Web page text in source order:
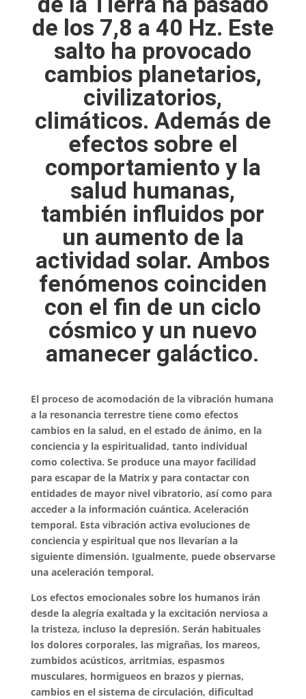
de los 7,8 a 40 Hz. Este
salto ha provocado
cambios planetarios,
civilizatorios,
climáticos. Además de
efectos sobre el
comportamiento y la
salud humanas,
también influidos por
un aumento de la
actividad solar. Ambos
fenómenos coinciden
con el fin de un ciclo
cósmico y un nuevo
amanecer galáctico.
El proceso de acomodación de la vibración humana
a la resonancia terrestre tiene como efectos
cambios en la salud, en el estado de ánimo, en la
conciencia y la espiritualidad, tanto individual
como colectiva. Se produce una mayor facilidad
para escapar de la Matrix y para contactar con
entidades de mayor nivel vibratorio, así como para
acceder a la información cuántica. Aceleración
temporal. Esta vibración activa evoluciones de
conciencia y espiritual que nos llevarían a la
siguiente dimensión. Igualmente, puede observarse
una aceleración temporal.
Los efectos emocionales sobre los humanos irán
desde la alegría exaltada y la excitación nerviosa a
la tristeza, incluso la depresión. Serán habituales
los dolores corporales, las migrañas, los mareos,
zumbidos acústicos, arritmias, espasmos
musculares, hormigueos en brazos y piernas,
cambios en el sistema de circulación, dificultad